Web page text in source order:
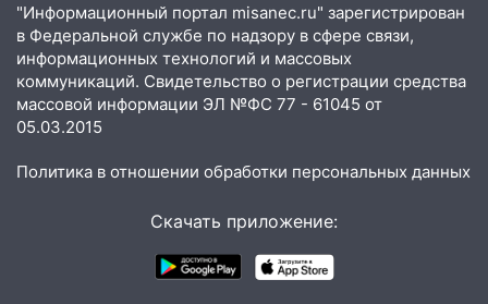
"Информационный портал misanec.ru" зарегистрирован
в Федеральной службе по надзору в сфере связи,
информационных технологий и массовых
коммуникаций. Свидетельство о регистрации средства
массовой информации ЭЛ №ФС 77 - 61045 от
05.03.2015
Политика в отношении обработки персональных данных
Скачать приложение: